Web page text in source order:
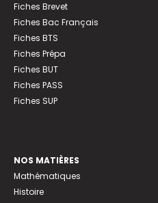
Fiches Brevet
Fiches Bac Français
Fiches BTS
Fiches Prépa
Fiches BUT
Fiches PASS
Fiches SUP
NOS MATIÈRES
Mathématiques
Histoire